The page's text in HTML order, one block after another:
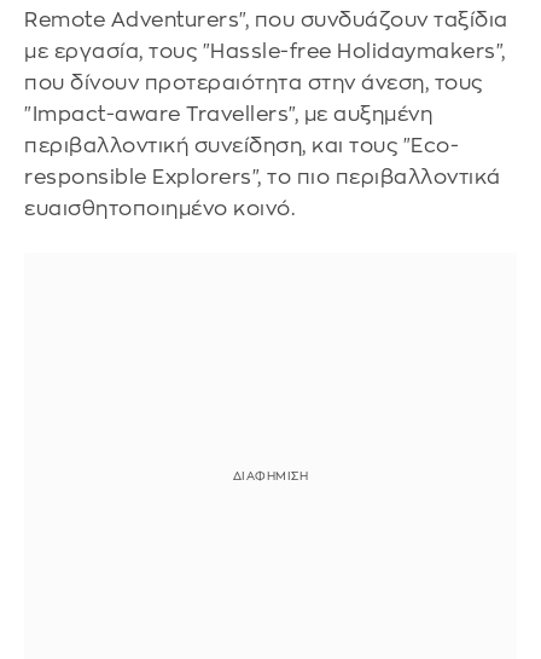
Remote Adventurers", που συνδυάζουν ταξίδια
με εργασία, τους "Hassle-free Holidaymakers",
που δίνουν προτεραιότητα στην άνεση, τους
"Impact-aware Travellers", με αυξημένη
περιβαλλοντική συνείδηση, και τους "Eco-
responsible Explorers", το πιο περιβαλλοντικά
ευαισθητοποιημένο κοινό.